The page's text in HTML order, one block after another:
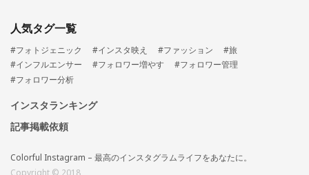
人気タグ一覧
#フォトジェニック #インスタ映え #ファッション
#旅
#インフルエンサー
#フォロワー増やす
#フォロワー管理
#フォロワー分析
インスタランキング
記事掲載依頼
Colorful Instagram – 最高のインスタグラムライフをあなたに。
Copyright © 2018